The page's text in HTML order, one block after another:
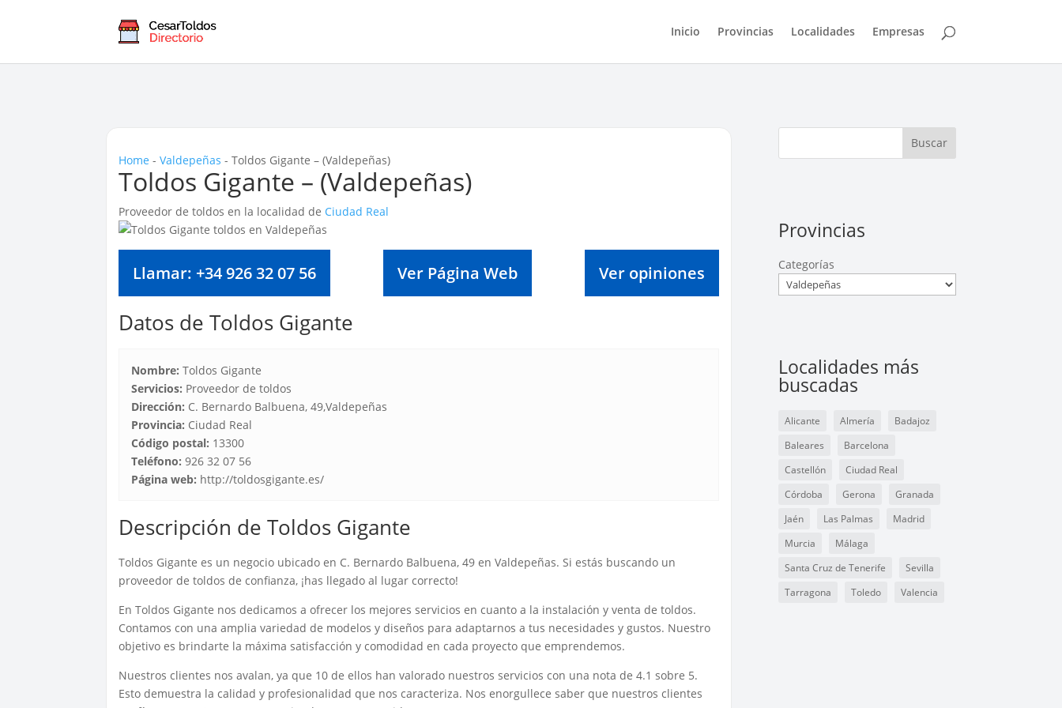
Inicio Provincias Localidades Empresas
Home -Valdepeñas -Toldos Gigante – (Valdepeñas)
Toldos Gigante – (Valdepeñas)
Proveedor de toldos en la localidad de Ciudad Real
Llamar: +34 926 32 07 56 Ver Página Web Ver opiniones
Datos de Toldos Gigante
Nombre: Toldos Gigante
Servicios: Proveedor de toldos
Dirección: C. Bernardo Balbuena, 49,Valdepeñas
Provincia: Ciudad Real
Código postal: 13300
Teléfono: 926 32 07 56
Página web: http://toldosgigante.es/
Descripción de Toldos Gigante
Toldos Gigante es un negocio ubicado en C. Bernardo Balbuena, 49 en Valdepeñas. Si estás buscando un
proveedor de toldos de confianza, ¡has llegado al lugar correcto!
En Toldos Gigante nos dedicamos a ofrecer los mejores servicios en cuanto a la instalación y venta de toldos.
Contamos con una amplia variedad de modelos y diseños para adaptarnos a tus necesidades y gustos. Nuestro
objetivo es brindarte la máxima satisfacción y comodidad en cada proyecto que emprendemos.
Nuestros clientes nos avalan, ya que 10 de ellos han valorado nuestros servicios con una nota de 4.1 sobre 5.
Esto demuestra la calidad y profesionalidad que nos caracteriza. Nos enorgullece saber que nuestros clientes
Buscar
Provincias
Categorías
Localidades más
buscadas
Alicante Almería
Badajoz
Baleares
Barcelona
Castellón
Ciudad Real
Córdoba
Gerona
Granada
Jaén
Las Palmas
Madrid
Murcia
Málaga
Santa Cruz de Tenerife
Sevilla
Tarragona
Toledo Valencia